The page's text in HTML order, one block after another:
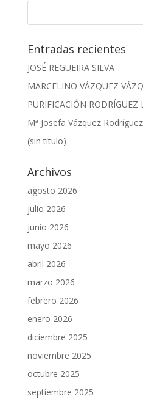
Entradas recientes
JOSÉ REGUEIRA SILVA
MARCELINO VÁZQUEZ
PURIFICACIÓN RODRÍGUEZ
Mª Josefa Vázquez Rodríguez
(sin título)
Archivos
agosto 2026
julio 2026
junio 2026
mayo 2026
abril 2026
marzo 2026
febrero 2026
enero 2026
diciembre 2025
noviembre 2025
octubre 2025
septiembre 2025